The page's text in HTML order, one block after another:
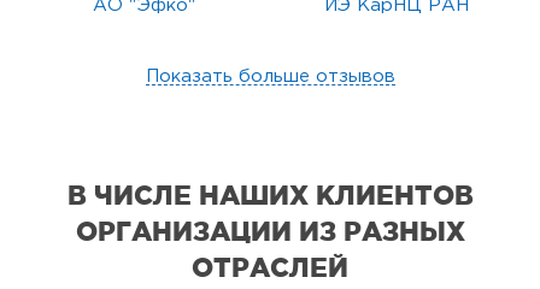
АО "Эфко" ИЭ КарНЦ РАН
Показать больше отзывов
В ЧИСЛЕ НАШИХ КЛИЕНТОВ
ОРГАНИЗАЦИИ ИЗ РАЗНЫХ
ОТРАСЛЕЙ